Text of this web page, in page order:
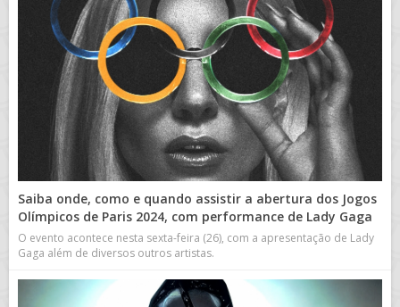
Saiba onde, como e quando assistir a abertura dos Jogos
Olímpicos de Paris 2024, com performance de Lady Gaga
O evento acontece nesta sexta-feira (26), com a apresentação de Lady
Gaga além de diversos outros artistas.